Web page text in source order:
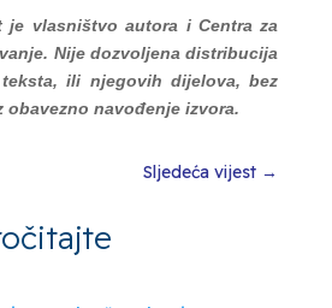
je vlasništvo autora i Centra za
Nije dozvoljena distribucija
ili njegovih dijelova, bez
obavezno navođenje izvora.
Sljedeća vijest →